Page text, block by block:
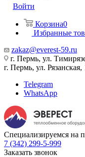
Войти
Корзина0
Избранные
zakaz@everest-59.ru
г. Пермь, ул.
г. Пермь, ул. Рязанская,
Telegram
WhatsApp
Специализируемся на
7 (342) 299-5-999
Заказать звонок